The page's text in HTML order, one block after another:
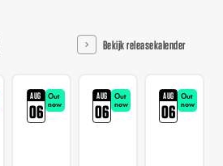
Bekijk releasekalender
AUG
06
Out
now
AUG
06
Out
now
AUG
06
Out
now